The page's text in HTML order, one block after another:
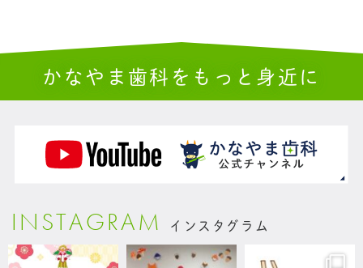
かなやま歯科をもっと身近に
INSTAGRAM インスタグラム